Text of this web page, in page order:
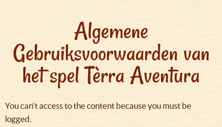
Algemene
Gebruiksvoorwaarden van
het spel Tèrra Aventura
You can't access to the content because you must be
logged.